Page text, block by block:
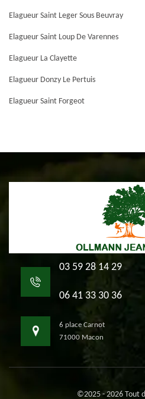
Elagueur Saint Leger Sous Beuvray
Elagueur Saint Loup De Varennes
Elagueur La Clayette
Elagueur Donzy Le Pertuis
Elagueur Saint Forgeot
03 59 28 14 29
06 41 33 30 36
6 place Carnot
71000 Macon
©2025 - 2026 Tout